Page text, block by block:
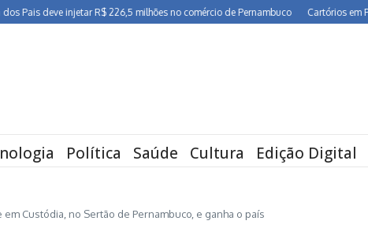
deve injetar R$ 226,5 milhões no comércio de Pernambuco Cartórios em
Política Saúde Cultura Edição Digital
Custódia, no Sertão de Pernambuco, e ganha o país